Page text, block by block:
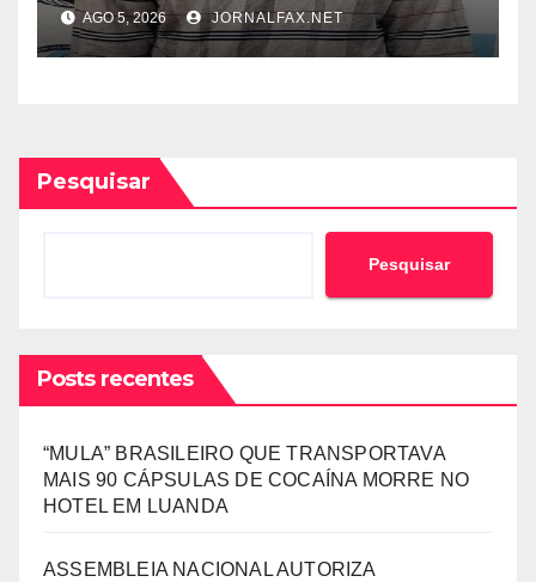
AGO 5, 2026 JORNALFAX.NET
Pesquisar
Pesquisar
Posts recentes
“MULA” BRASILEIRO QUE TRANSPORTAVA
MAIS 90 CÁPSULAS DE COCAÍNA MORRE NO
HOTEL EM LUANDA
ASSEMBLEIA NACIONAL AUTORIZA